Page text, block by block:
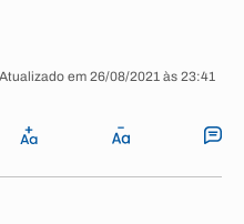
em 26/08/2021 às 23:41